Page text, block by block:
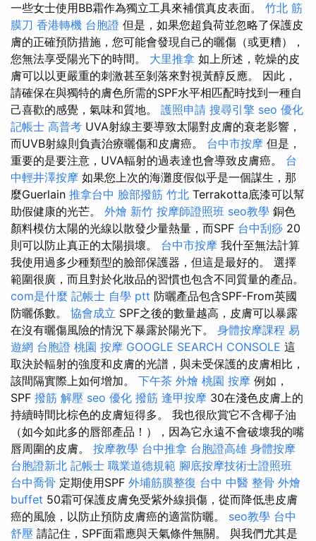
一些女士使用BB霜作為獨立工具來補償真皮表面。 竹北 筋
膜刀 香港轉機 台胞證 但是，如果您超負荷並忽略了保護皮
膚的正確預防措施，您可能會發現自己的曬傷（或更糟），
您無法享受陽光下的時間。 大里推拿 如上所述，乾燥的皮
膚可以以更嚴重的刺激甚至剝落來對視黃醇反應。 因此，
請確保在與獨特的膚色所需的SPF水平相匹配時找到一種自
己喜歡的感覺，氣味和質地。 護照申請 搜尋引擎 seo 優化
記帳士 高普考 UVA射線主要導致太陽對皮膚的衰老影響，
而UVB射線則負責治療曬傷和皮膚癌。 台中市按摩 但是，
重要的是要注意，UVA輻射的過表達也會導致皮膚癌。 台
中輕井澤按摩 如果您上次的海灘度假似乎是一個謀生，那
麼Guerlain 推拿台中 臉部撥筋 竹北 Terrakotta底漆可以幫
助假健康的光芒。 外燴 新竹 按摩師證照班 seo教學 銅色
顏料模仿太陽的光線以散發少量熱量，而SPF 台中刮痧 20
則可以防止真正的太陽損壞。 台中市按摩 我什至無法計算
我使用過多少種類型的臉部保護器，但這是最好的。 選擇
範圍很廣，而且對於化妝品的習慣也包含不同質量的產品。
com是什麼 記帳士 自學 ptt 防曬產品包含SPF-From英國
防曬係數。 協會成立 SPF之後的數量越高，皮膚可以暴露
在沒有曬傷風險的情況下暴露於陽光下。 身體按摩課程 易
遊網 台胞證 桃園 按摩 GOOGLE SEARCH CONSOLE 這
取決於輻射的強度和皮膚的光譜，與未受保護的皮膚相比，
該間隔實際上如何增加。 下午茶 外燴 桃園 按摩 例如，
SPF 撥筋 解壓 seo 優化 撥筋 逢甲按摩 30在淺色皮膚上的
持續時間比棕色的皮膚短得多。 我也很欣賞它不含椰子油
（如今如此多的唇部產品！），因為它永遠不會破壞我的嘴
唇周圍的皮膚。 按摩教學 台中推拿 台胞證高雄 身體按摩
台胞證新北 記帳士 職業道德規範 腳底按摩技術士證照班
台中喬骨 定期使用SPF 外埔筋膜整復 台中 中醫 整骨 外燴
buffet 50霜可保護皮膚免受紫外線損傷，從而降低患皮膚
癌的風險，以防止預防皮膚癌的適當防曬。 seo教學 台中
舒壓 請記住，SPF面霜應與天氣條件無關。 與我們尤其是